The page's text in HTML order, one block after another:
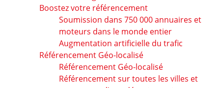
Boostez votre référencement
Soumission dans 750 000 annuaires et
moteurs dans le monde entier
Augmentation artificielle du trafic
Référencement Géo-localisé
Référencement Géo-localisé
Référencement sur toutes les villes et